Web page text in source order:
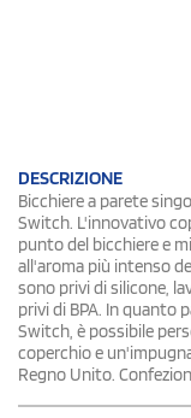
DESCRIZIONE
Bicchiere a parete
Switch. L'innovativo
punto del bicchiere e
all'aroma più intenso
sono privi di silicone,
privi di BPA. In quanto
Switch, è possibile
coperchio e
Regno Unito.